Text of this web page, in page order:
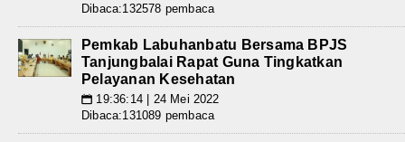
Dibaca:132578 pembaca
Pemkab Labuhanbatu Bersama BPJS
Tanjungbalai Rapat Guna Tingkatkan
Pelayanan Kesehatan
📅 19:36:14 | 24 Mei 2022
Dibaca:131089 pembaca